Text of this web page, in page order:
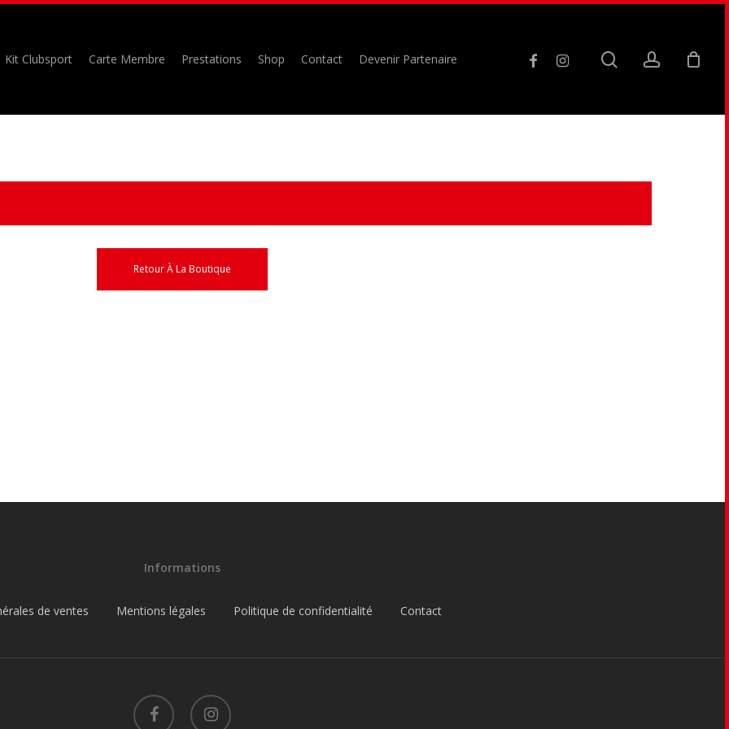
Kit Clubsport Carte Membre Prestations Shop Contact Devenir Partenaire facebookinstagram searchaccount
Retour À La Boutique
Informations
de ventes Mentions légales Politique de confidentialité Contact
facebook instagram